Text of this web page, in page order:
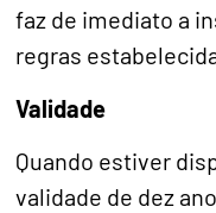
faz de imediato a
regras
Validade
Quando estiver
validade de dez